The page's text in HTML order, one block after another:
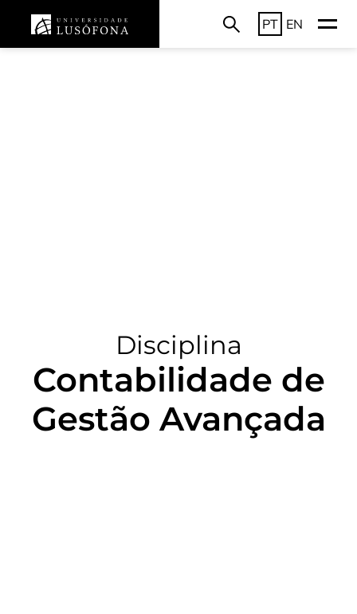
PT EN
Disciplina
Contabilidade de
Gestão Avançada